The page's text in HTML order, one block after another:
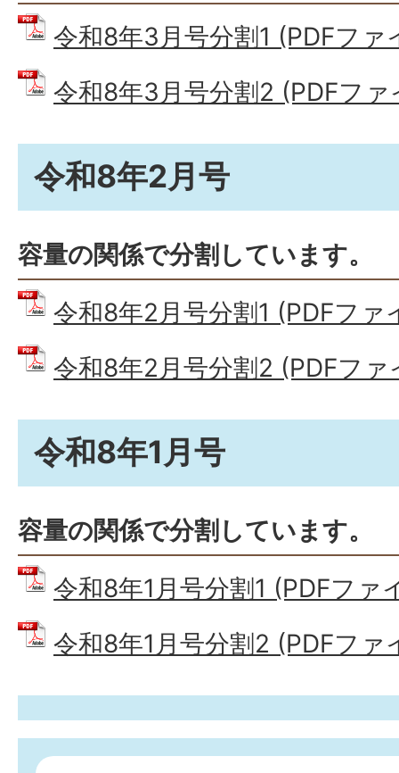
令和8年3月号分割1 (PDFファ
令和8年3月号分割2 (PDFフ
令和8年2月号
容量の関係で分割しています。
令和8年2月号分割1 (PDFファ
令和8年2月号分割2 (PDFフ
令和8年1月号
容量の関係で分割しています。
令和8年1月号分割1 (PDFファ
令和8年1月号分割2 (PDFファ